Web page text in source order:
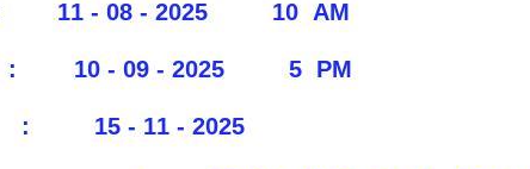
11 - 08 - 2025 10 AM
: 10 - 09 - 2025 5 PM
: 15 - 11 - 2025